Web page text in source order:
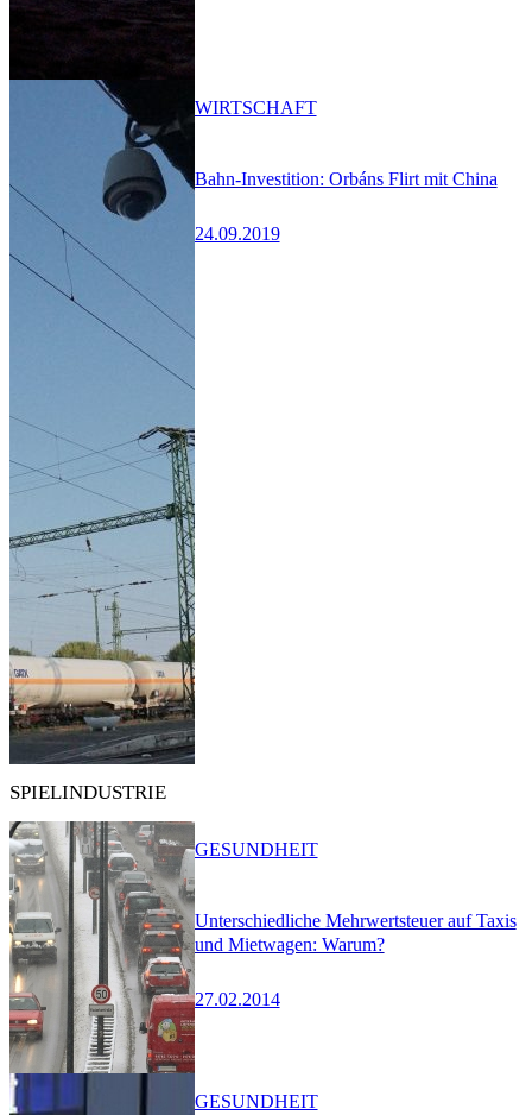
Bahn-Investition: Orbáns Flirt mit China
24.09.2019
WIRTSCHAFT
SPIELINDUSTRIE
Unterschiedliche Mehrwertsteuer auf Taxis
und Mietwagen: Warum?
27.02.2014
GESUNDHEIT
GESUNDHEIT